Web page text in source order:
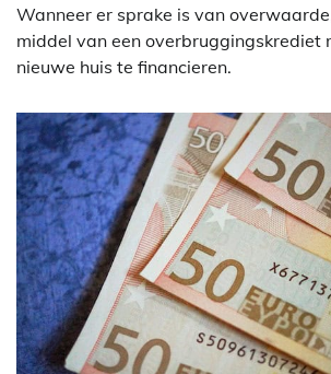
Wanneer er sprake is van
middel van een overbruggingskrediet
nieuwe huis te financieren.